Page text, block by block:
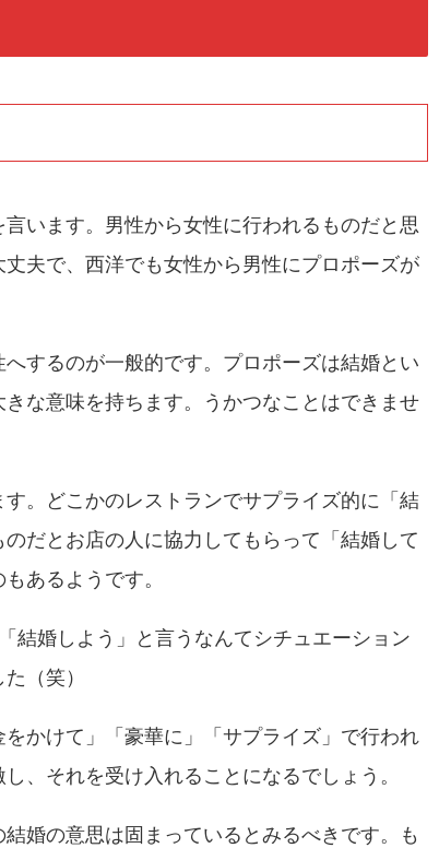
います。男性から女性に行われるものだと思
夫で、西洋でも女性から男性にプロポーズが
するのが一般的です。プロポーズは結婚とい
な意味を持ちます。うかつなことはできませ
。どこかのレストランでサプライズ的に「結
だとお店の人に協力してもらって「結婚して
あるようです。
結婚しよう」と言うなんてシチュエーション
（笑）
かけて」「豪華に」「サプライズ」で行われ
、それを受け入れることになるでしょう。
婚の意思は固まっているとみるべきです。も